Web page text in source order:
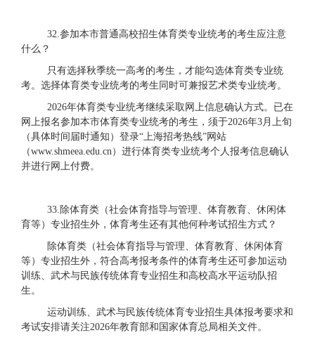
32.参加本市普通高校招生体育类专业统考的考生应注意
什么？
只有选择秋季统一高考的考生，才能勾选体育类专业统
考。选择体育类专业统考的考生同时可兼报艺术类专业统考。
2026年体育类专业统考继续采取网上信息确认方式。已在
网上报名参加本市体育类专业统考的考生，须于2026年3月上旬
（具体时间届时通知）登录“上海招考热线”网站
（www.shmeea.edu.cn）进行体育类专业统考个人报考信息确认
并进行网上付费。
33.除体育类（社会体育指导与管理、体育教育、休闲体
育等）专业招生外，体育考生还有其他何种考试招生方式？
除体育类（社会体育指导与管理、体育教育、休闲体育
等）专业招生外，符合高考报考条件的体育考生还可参加运动
训练、武术与民族传统体育专业招生和高校高水平运动队招
生。
运动训练、武术与民族传统体育专业招生具体报考要求和
考试安排请关注2026年教育部和国家体育总局相关文件。